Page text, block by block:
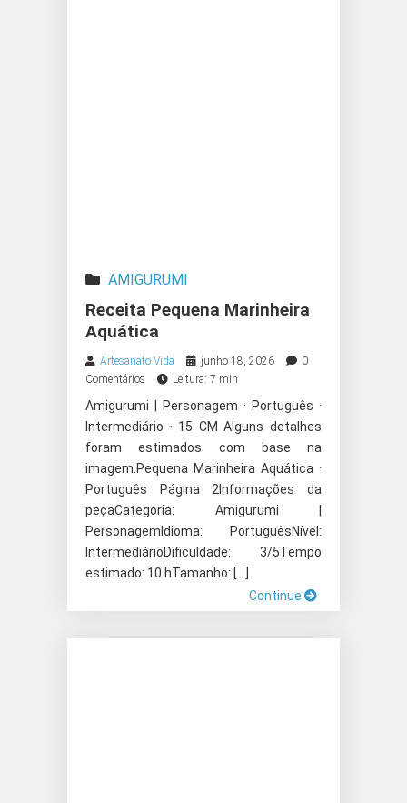
AMIGURUMI
Receita Pequena Marinheira
Aquática
Artesanato Vida junho 18, 2026
0
Comentários
Leitura: 7 min
Amigurumi | Personagem · Português ·
Intermediário · 15 CM Alguns detalhes
foram estimados com base na
imagem.Pequena Marinheira Aquática ·
Português Página 2Informações da
peçaCategoria: Amigurumi |
PersonagemIdioma: PortuguêsNível:
IntermediárioDificuldade: 3/5Tempo
estimado: 10 hTamanho: […]
Continue